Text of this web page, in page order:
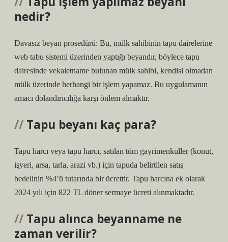
nedir?
Davasız beyan prosedürü: Bu, mülk sahibinin tapu dairelerine
web tabu sistemi üzerinden yaptığı beyandır, böylece tapu
dairesinde vekaletname bulunan mülk sahibi, kendisi olmadan
mülk üzerinde herhangi bir işlem yapamaz. Bu uygulamanın
amacı dolandırıcılığa karşı önlem almaktır.
Tapu beyanı kaç para?
Tapu harcı veya tapu harcı, satılan tüm gayrimenkuller (konut,
işyeri, arsa, tarla, arazi vb.) için tapuda belirtilen satış
bedelinin %4’ü tutarında bir ücrettir. Tapu harcına ek olarak
2024 yılı için 822 TL döner sermaye ücreti alınmaktadır.
Tapu alınca beyanname ne
zaman verilir?